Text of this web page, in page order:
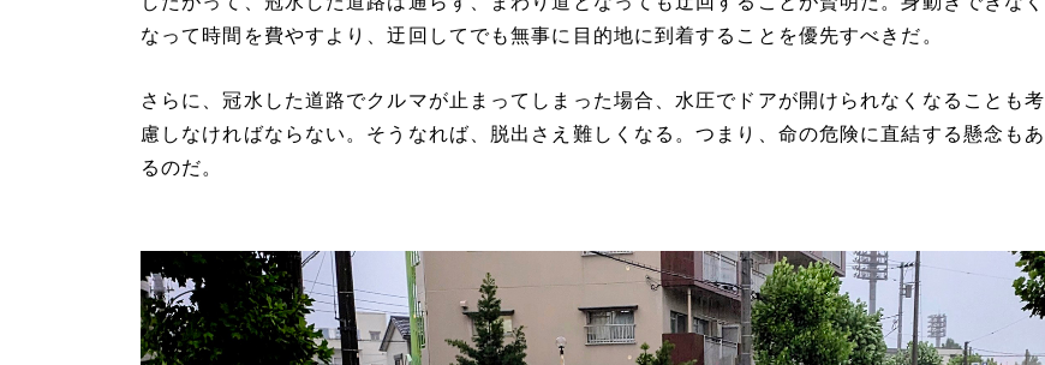
なって時間を費やすより、迂回してでも無事に目的地に到着することを優先すべきだ。
さらに、冠水した道路でクルマが止まってしまった場合、水圧でドアが開けられなくなることも考
慮しなければならない。そうなれば、脱出さえ難しくなる。つまり、命の危険に直結する懸念もあ
るのだ。